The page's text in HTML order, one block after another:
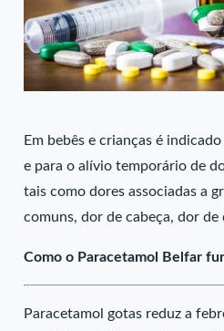
Em bebês e crianças é
e para o alívio temporário de
tais como dores associadas a
comuns, dor de cabeça, dor de
Como o Paracetamol Belfar
Paracetamol gotas reduz a